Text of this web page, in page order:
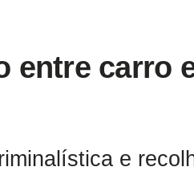
entre carro
e